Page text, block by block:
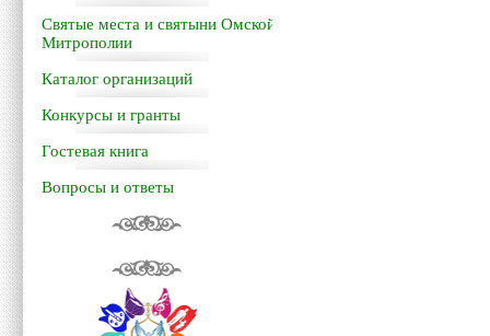
Святые места и святыни Омской
Митрополии
Каталог организаций
Конкурсы и гранты
Гостевая книга
Вопросы и ответы